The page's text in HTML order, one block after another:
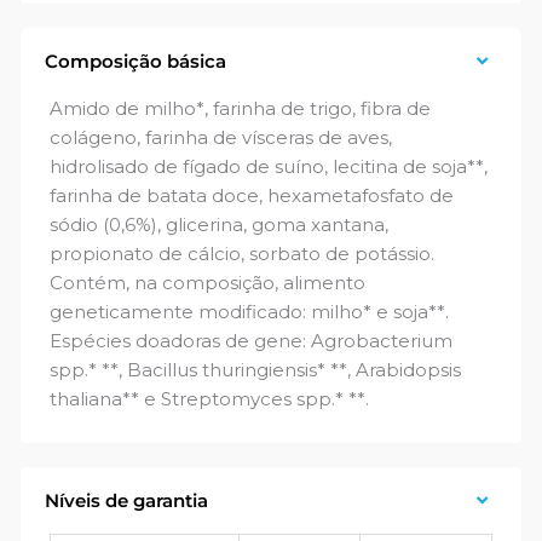
Composição básica
Amido de milho*, farinha de trigo, fibra de
colágeno, farinha de vísceras de aves,
hidrolisado de fígado de suíno, lecitina de soja**,
farinha de batata doce, hexametafosfato de
sódio (0,6%), glicerina, goma xantana,
propionato de cálcio, sorbato de potássio.
Contém, na composição, alimento
geneticamente modificado: milho* e soja**.
Espécies doadoras de gene: Agrobacterium
spp.* **, Bacillus thuringiensis* **, Arabidopsis
thaliana** e Streptomyces spp.* **.
Níveis de garantia